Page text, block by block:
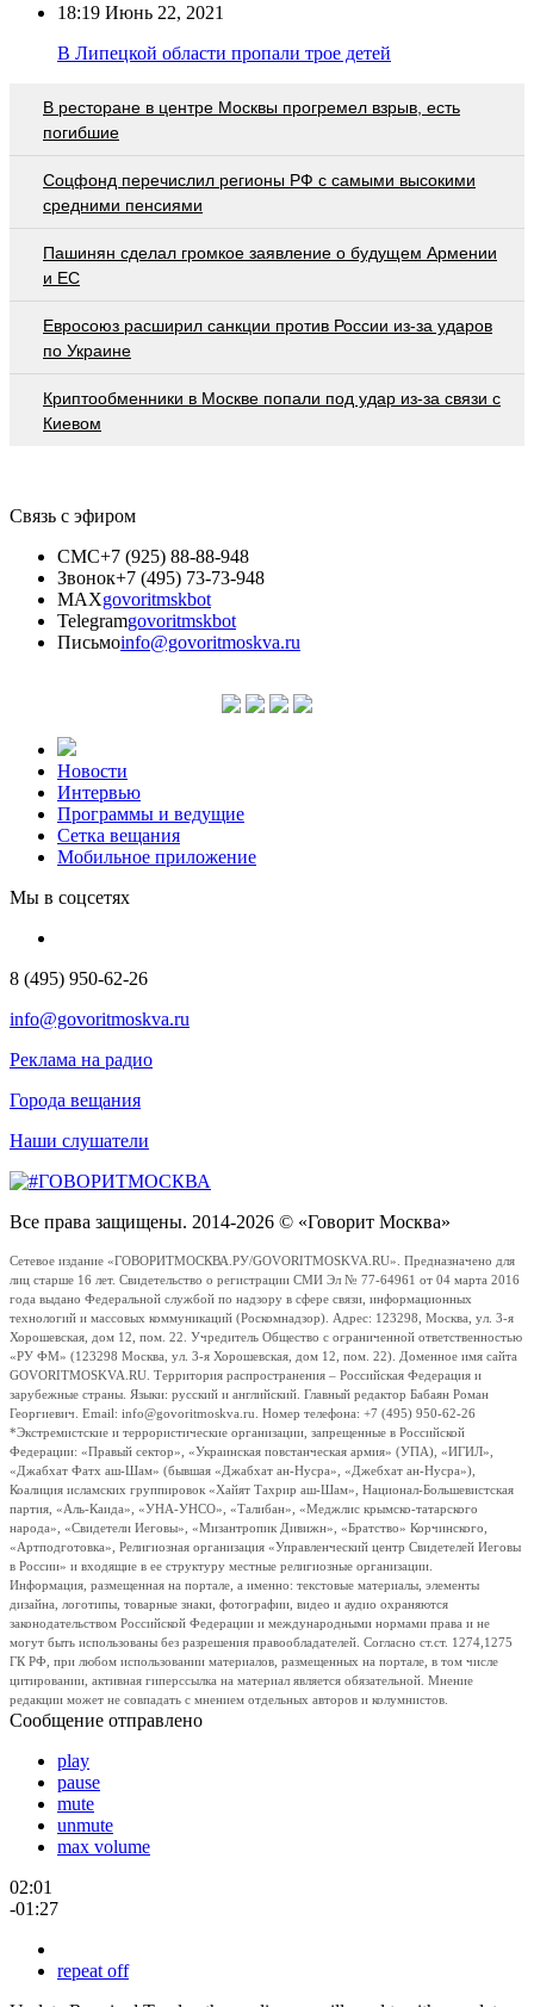
18:19 Июнь 22, 2021
В Липецкой области пропали трое детей
В ресторане в центре Москвы прогремел взрыв, есть
погибшие
Соцфонд перечислил регионы РФ с самыми высокими
средними пенсиями
Пашинян сделал громкое заявление о будущем Армении
и ЕС
Евросоюз расширил санкции против России из-за ударов
по Украине
Криптообменники в Москве попали под удар из-за связи с
Киевом
Связь с эфиром
СМС+7 (925) 88-88-948
Звонок+7 (495) 73-73-948
MAXgovoritmskbot
Telegramgovoritmskbot
Письмоinfo@govoritmoskva.ru
Новости
Интервью
Программы и ведущие
Сетка вещания
Мобильное приложение
Мы в соцсетях
8 (495) 950-62-26
info@govoritmoskva.ru
Реклама на радио
Города вещания
Наши слушатели
Все права защищены. 2014-2026 © «Говорит Москва»
Сетевое издание «ГОВОРИТМОСКВА.РУ/GOVORITMOSKVA.RU». Предназначено для
лиц старше 16 лет. Свидетельство о регистрации СМИ Эл № 77-64961 от 04 марта 2016
года выдано Федеральной службой по надзору в сфере связи, информационных
технологий и массовых коммуникаций (Роскомнадзор). Адрес: 123298, Москва, ул. 3-я
Хорошевская, дом 12, пом. 22. Учредитель Общество с ограниченной ответственностью
«РУ ФМ» (123298 Москва, ул. 3-я Хорошевская, дом 12, пом. 22). Доменное имя сайта
GOVORITMOSKVA.RU. Территория распространения – Российская Федерация и
зарубежные страны. Языки: русский и английский. Главный редактор Бабаян Роман
Георгиевич. Email: info@govoritmoskva.ru. Номер телефона: +7 (495) 950-62-26
*Экстремистские и террористические организации, запрещенные в Российской
Федерации: «Правый сектор», «Украинская повстанческая армия» (УПА), «ИГИЛ»,
«Джабхат Фатх аш-Шам» (бывшая «Джабхат ан-Нусра», «Джебхат ан-Нусра»),
Коалиция исламских группировок «Хайят Тахрир аш-Шам», Национал-Большевистская
партия, «Аль-Каида», «УНА-УНСО», «Талибан», «Меджлис крымско-татарского
народа», «Свидетели Иеговы», «Мизантропик Дивижн», «Братство» Корчинского,
«Артподготовка», Религиозная организация «Управленческий центр Свидетелей Иеговы
в России» и входящие в ее структуру местные религиозные организации.
Информация, размещенная на портале, а именно: текстовые материалы, элементы
дизайна, логотипы, товарные знаки, фотографии, видео и аудио охраняются
законодательством Российской Федерации и международными нормами права и не
могут быть использованы без разрешения правообладателей. Согласно ст.ст. 1274,1275
ГК РФ, при любом использовании материалов, размещенных на портале, в том числе
цитировании, активная гиперссылка на материал является обязательной. Мнение
редакции может не совпадать с мнением отдельных авторов и колумнистов.
Сообщение отправлено
play
pause
mute
unmute
max volume
02:01
-01:27
repeat off